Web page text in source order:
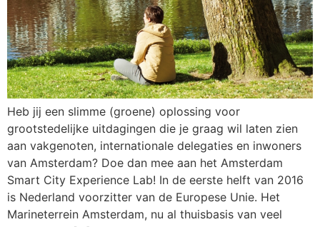
Heb jij een slimme (groene) oplossing voor
grootstedelijke uitdagingen die je graag wil laten zien
aan vakgenoten, internationale delegaties en inwoners
van Amsterdam? Doe dan mee aan het Amsterdam
Smart City Experience Lab! In de eerste helft van 2016
is Nederland voorzitter van de Europese Unie. Het
Marineterrein Amsterdam, nu al thuisbasis van veel